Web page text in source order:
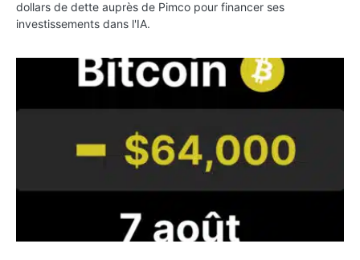
dollars de dette auprès de Pimco pour financer ses
investissements dans l'IA.
Bitcoin stagne à 64 000 dollars pendant que les